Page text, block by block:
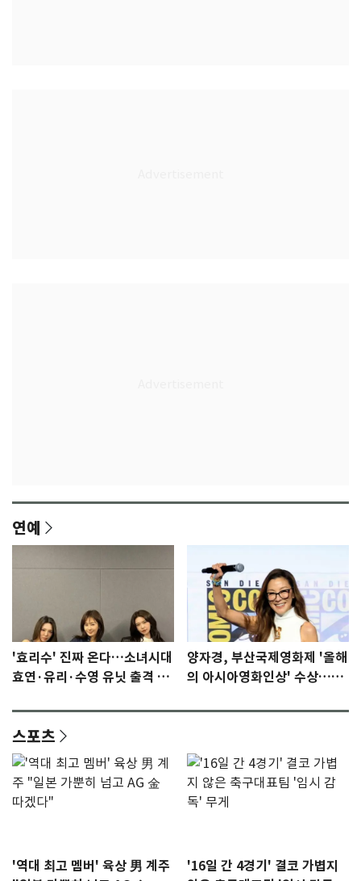
연예
'효리수' 진짜 온다…소녀시대
효연·유리·수영 유닛 출격 [N
양자경, 부산국제영화제 '올해
의 아시아영화인상' 수상…15
스포츠
'역대 최고 멤버' 육상 男 계주
'16일 간 4경기' 결코 가볍지